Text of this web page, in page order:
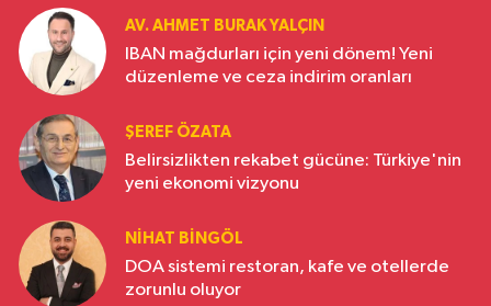
AV. AHMET BURAK YALÇIN
IBAN mağdurları için yeni dönem! Yeni
düzenleme ve ceza indirim oranları
ŞEREF ÖZATA
Belirsizlikten rekabet gücüne: Türkiye'nin
yeni ekonomi vizyonu
NIHAT BINGÖL
DOA sistemi restoran, kafe ve otellerde
zorunlu oluyor